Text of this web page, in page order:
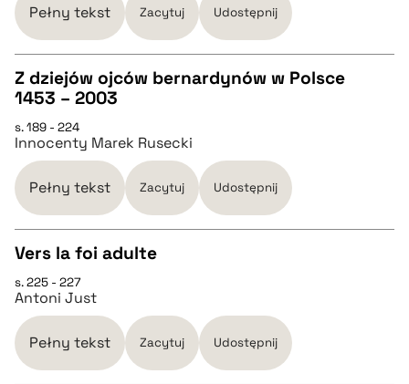
BIBTEX
pobierz cytat
Pełny tekst Zacytuj Udostępnij
pobierz cytat
BIBTEX
Z dziejów ojców bernardynów w Polsce
1453 – 2003
s. 189 - 224
Innocenty Marek Rusecki
Pełny tekst Zacytuj Udostępnij
CZYSTY TEKST
pobierz cytat
Vers la foi adulte
s. 225 - 227
Antoni Just
Pełny tekst Zacytuj Udostępnij